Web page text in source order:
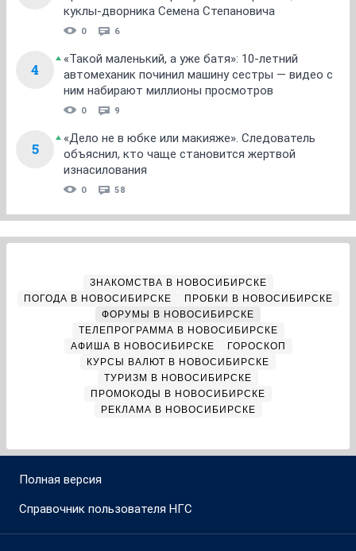
куклы-дворника Семена Степановича
0 6
4
«Такой маленький, а уже батя»: 10-летний
автомеханик починил машину сестры — видео с
ним набирают миллионы просмотров
0 9
5
«Дело не в юбке или макияже». Следователь
объяснил, кто чаще становится жертвой
изнасилования
0 58
ЗНАКОМСТВА В НОВОСИБИРСКЕ
ПОГОДА В НОВОСИБИРСКЕ
ПРОБКИ В НОВОСИБИРСКЕ
ФОРУМЫ В НОВОСИБИРСКЕ
ТЕЛЕПРОГРАММА В НОВОСИБИРСКЕ
АФИША В НОВОСИБИРСКЕ
ГОРОСКОП
КУРСЫ ВАЛЮТ В НОВОСИБИРСКЕ
ТУРИЗМ В НОВОСИБИРСКЕ
ПРОМОКОДЫ В НОВОСИБИРСКЕ
РЕКЛАМА В НОВОСИБИРСКЕ
Полная версия
Справочник пользователя НГС